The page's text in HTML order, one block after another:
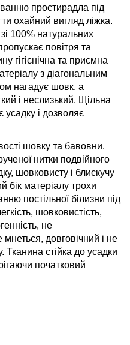
простирадла під
охайний вигляд ліжка.
100% натуральних
повітря та
гігієнічна та приємна
з діагональним
нагадує шовк, а
і неслизький. Щільна
усадку і дозволяє
шовку та бавовни.
нитки подвійного
шовковисту і блискучу
бік матеріалу трохи
постільної білизни під
шовковистість,
не
довговічний і не
Тканина стійка до усадки
початковий